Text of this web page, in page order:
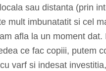
sau distanta (prin
mult imbunatatit si cel
afla la un moment
ce fac copiii, putem
varf si indesat